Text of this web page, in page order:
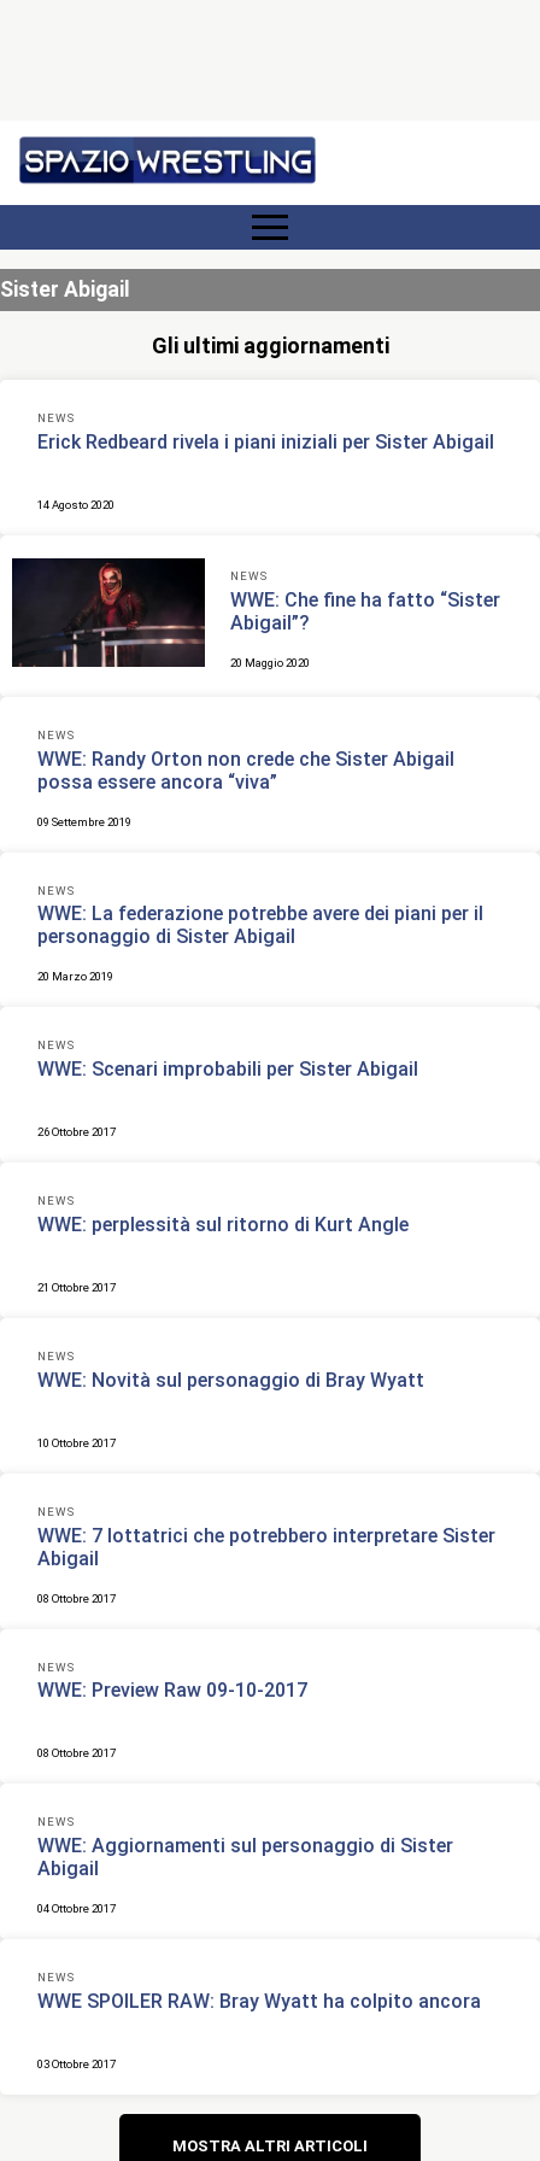
Sister Abigail
Gli ultimi aggiornamenti
NEWS
Erick Redbeard rivela i piani iniziali per Sister Abigail
14 Agosto 2020
NEWS
WWE: Che fine ha fatto “Sister
Abigail”?
20 Maggio 2020
NEWS
WWE: Randy Orton non crede che Sister Abigail
possa essere ancora “viva”
09 Settembre 2019
NEWS
WWE: La federazione potrebbe avere dei piani per il
personaggio di Sister Abigail
20 Marzo 2019
NEWS
WWE: Scenari improbabili per Sister Abigail
26 Ottobre 2017
NEWS
WWE: perplessità sul ritorno di Kurt Angle
21 Ottobre 2017
NEWS
WWE: Novità sul personaggio di Bray Wyatt
10 Ottobre 2017
NEWS
WWE: 7 lottatrici che potrebbero interpretare Sister
Abigail
08 Ottobre 2017
NEWS
WWE: Preview Raw 09-10-2017
08 Ottobre 2017
NEWS
WWE: Aggiornamenti sul personaggio di Sister
Abigail
04 Ottobre 2017
NEWS
WWE SPOILER RAW: Bray Wyatt ha colpito ancora
03 Ottobre 2017
Navigazione
MOSTRA ALTRI ARTICOLI